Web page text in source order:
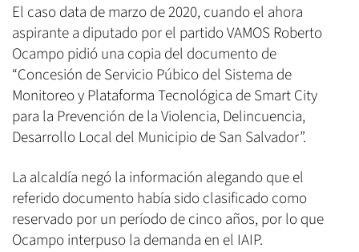
El caso data de marzo de 2020, cuando el ahora
aspirante a diputado por el partido VAMOS Roberto
Ocampo pidió una copia del documento de
“Concesión de Servicio Púbico del Sistema de
Monitoreo y Plataforma Tecnológica de Smart City
para la Prevención de la Violencia, Delincuencia,
Desarrollo Local del Municipio de San Salvador”.
La alcaldía negó la información alegando que el
referido documento había sido clasificado como
reservado por un período de cinco años, por lo que
Ocampo interpuso la demanda en el IAIP.